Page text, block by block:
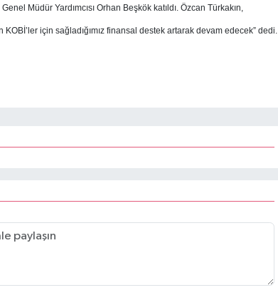
Müdür Yardımcısı Orhan Beşkök katıldı. Özcan Türkakın,
için sağladığımız finansal destek artarak devam edecek” dedi.